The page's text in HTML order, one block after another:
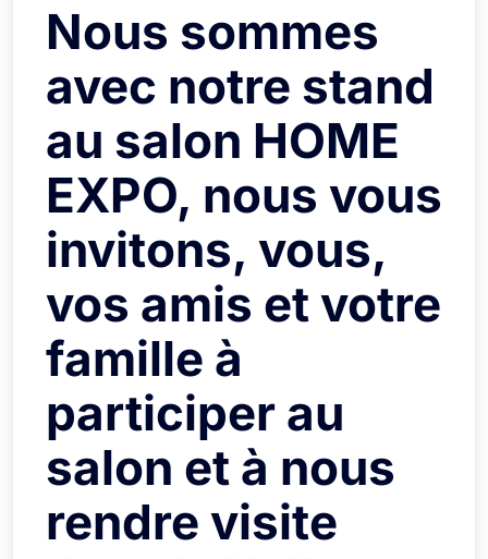
Nous sommes
avec notre stand
au salon HOME
EXPO, nous vous
invitons, vous,
vos amis et votre
famille à
participer au
salon et à nous
rendre visite